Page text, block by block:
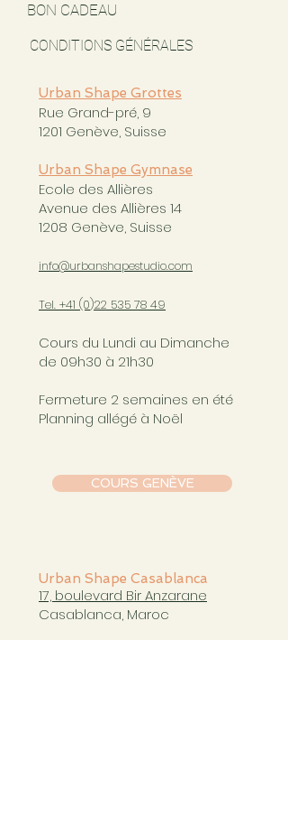
BON CADEAU
CONDITIONS GÉNÉRALES
COURS GENÈVE
Urban Shape Grottes
Rue Grand-pré, 9
1201 Genève, Suisse
Urban Shape Gymnase
Ecole des Allières
Avenue des Allières 14
1208 Genève, Suisse
info@urbanshapestudio.com
Tel. +41 (0)22 535 78 49
Cours du Lundi au Dimanche
de 09h30 à 21h30
Fermeture 2 semaines en été
Planning allégé à Noël
Urban Shape Casablanca
17, boulevard Bir Anzarane
Casablanca, Maroc